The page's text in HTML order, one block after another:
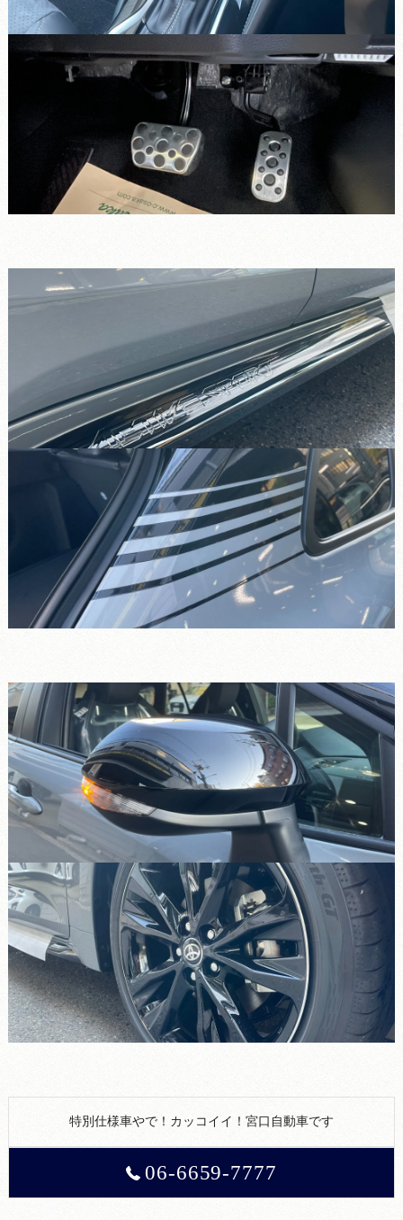
特別仕様車やで！カッコイイ！宮口自動車です
06-6659-7777